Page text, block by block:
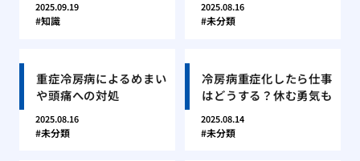
2025.09.19
知識
2025.08.16
未分類
重症冷房病によるめまい
や頭痛への対処
2025.08.16
未分類
冷房病重症化したら仕事
はどうする？休む勇気も
2025.08.14
未分類